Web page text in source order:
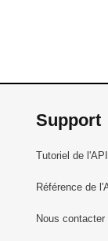
Support
Tutoriel de l'API
Référence de
Nous contacter